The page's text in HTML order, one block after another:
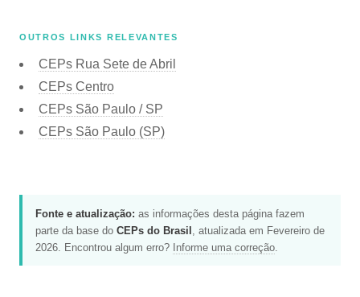
OUTROS LINKS RELEVANTES
CEPs Rua Sete de Abril
CEPs Centro
CEPs São Paulo / SP
CEPs São Paulo (SP)
Fonte e atualização: as informações desta página fazem
parte da base do CEPs do Brasil , atualizada em Fevereiro de
2026. Encontrou algum erro? Informe uma correção